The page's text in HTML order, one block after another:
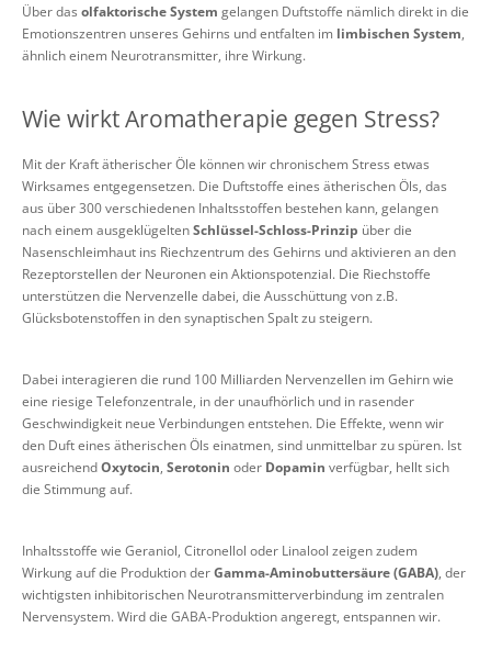
Über das olfaktorische System gelangen Duftstoffe nämlich direkt in die
Emotionszentren unseres Gehirns und entfalten im limbischen System,
ähnlich einem Neurotransmitter, ihre Wirkung.
Wie wirkt Aromatherapie gegen Stress?
Mit der Kraft ätherischer Öle können wir chronischem Stress etwas
Wirksames entgegensetzen. Die Duftstoffe eines ätherischen Öls, das
aus über 300 verschiedenen Inhaltsstoffen bestehen kann, gelangen
nach einem ausgeklügeltenSchlüssel-Schloss-Prinzip über die
Nasenschleimhaut ins Riechzentrum des Gehirns und aktivieren an den
Rezeptorstellen der Neuronen ein Aktionspotenzial. Die Riechstoffe
unterstützen die Nervenzelle dabei, die Ausschüttung von z.B.
Glücksbotenstoffen in den synaptischen Spalt zu steigern.
Dabei interagieren die rund 100 Milliarden Nervenzellen im Gehirn wie
eine riesige Telefonzentrale, in der unaufhörlich und in rasender
Geschwindigkeit neue Verbindungen entstehen. Die Effekte, wenn wir
den Duft eines ätherischen Öls einatmen, sind unmittelbar zu spüren. Ist
ausreichendOxytocin, Serotonin oder Dopamin verfügbar, hellt sich
die Stimmung auf.
Inhaltsstoffe wie Geraniol, Citronellol oder Linalool zeigen zudem
Wirkung auf die Produktion derGamma-Aminobuttersäure (GABA), der
wichtigsten inhibitorischen Neurotransmitterverbindung im zentralen
Nervensystem. Wird die GABA-Produktion angeregt, entspannen wir.